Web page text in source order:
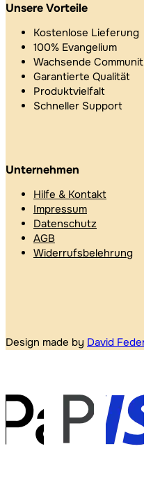
Unsere Vorteile
Kostenlose Lieferung
100% Evangelium
Wachsende
Garantierte Qualität
Produktvielfalt
Schneller Support
Unternehmen
Hilfe & Kontakt
Impressum
Datenschutz
AGB
Widerrufsbelehrung
Design made by David